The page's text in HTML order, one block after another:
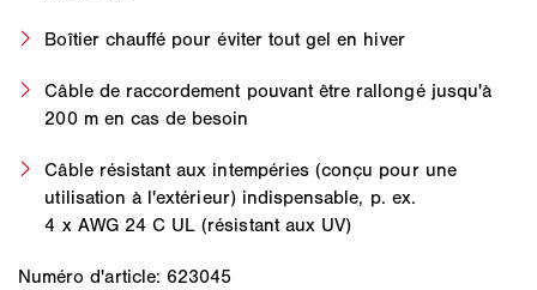
Boîtier chauffé pour éviter tout gel en hiver
Câble de raccordement pouvant être rallongé jusqu'à
200 m en cas de besoin
Câble résistant aux intempéries (conçu pour une
utilisation à l'extérieur) indispensable, p. ex.
4 x AWG 24 C UL (résistant aux UV)
Numéro d'article: 623045